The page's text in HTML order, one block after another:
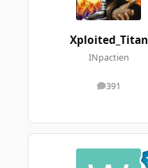
Xploited_Titan
INpactien
391
messages